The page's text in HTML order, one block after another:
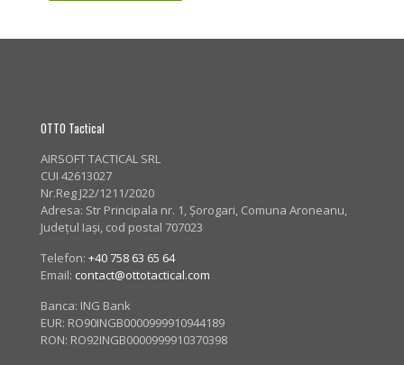
OTTO Tactical
AIRSOFT TACTICAL SRL
CUI 42613027
Nr.Reg J22/1211/2020
Adresa: Str Principala nr. 1, Șorogari, Comuna Aroneanu,
Județul Iași, cod postal 707023
Telefon: +40 758 63 65 64
Email: contact@ottotactical.com
Banca: ING Bank
EUR: RO90INGB0000999910944189
RON: RO92INGB0000999910370398